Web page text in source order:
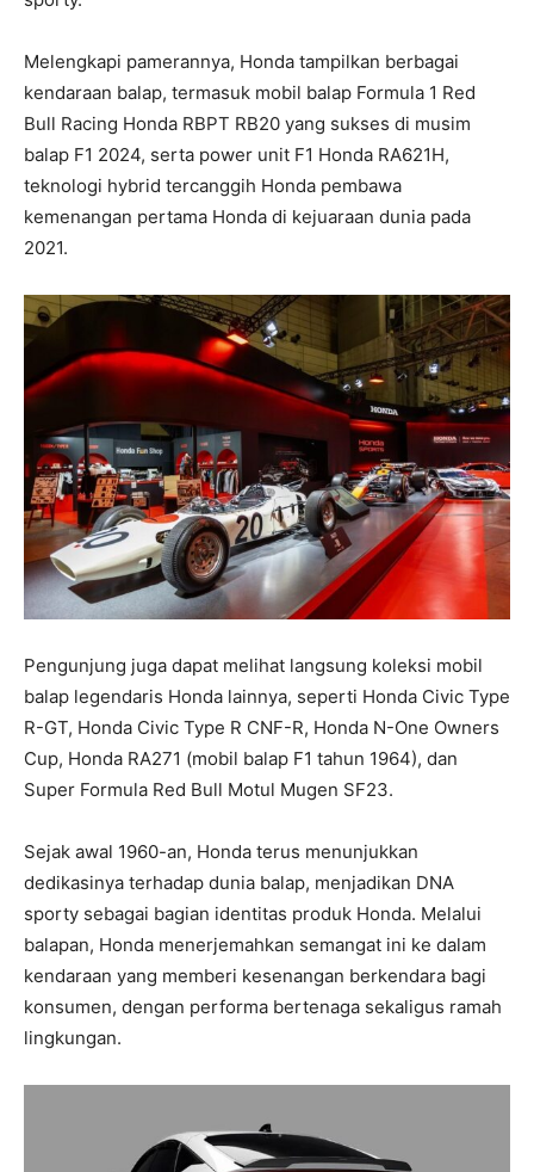
Melengkapi pamerannya, Honda tampilkan berbagai
kendaraan balap, termasuk mobil balap Formula 1 Red
Bull Racing Honda RBPT RB20 yang sukses di musim
balap F1 2024, serta power unit F1 Honda RA621H,
teknologi hybrid tercanggih Honda pembawa
kemenangan pertama Honda di kejuaraan dunia pada
2021.
Pengunjung juga dapat melihat langsung koleksi mobil
balap legendaris Honda lainnya, seperti Honda Civic Type
R-GT, Honda Civic Type R CNF-R, Honda N-One Owners
Cup, Honda RA271 (mobil balap F1 tahun 1964), dan
Super Formula Red Bull Motul Mugen SF23.
Sejak awal 1960-an, Honda terus menunjukkan
dedikasinya terhadap dunia balap, menjadikan DNA
sporty sebagai bagian identitas produk Honda. Melalui
balapan, Honda menerjemahkan semangat ini ke dalam
kendaraan yang memberi kesenangan berkendara bagi
konsumen, dengan performa bertenaga sekaligus ramah
lingkungan.